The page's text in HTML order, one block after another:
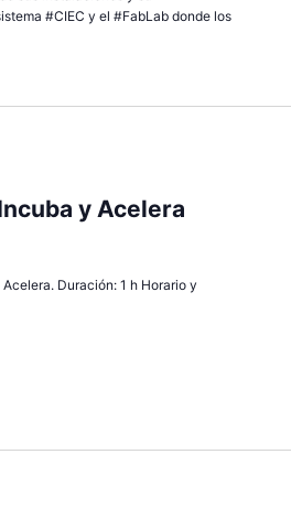
#CIEC y el #FabLab donde los
y Acelera
Duración: 1 h Horario y